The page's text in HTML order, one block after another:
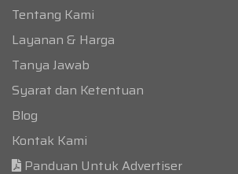
Tentang Kami
Layanan & Harga
Tanya Jawab
Syarat dan Ketentuan
Blog
Kontak Kami
Panduan Untuk Advertiser